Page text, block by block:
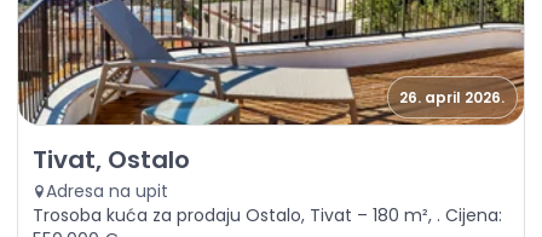
26. april 2026.
Prodaja - Kuća Tivat, Ostalo
Tivat, Ostalo
Adresa na upit
Trosoba kuća za prodaju Ostalo, Tivat – 180 m², . Cijena: